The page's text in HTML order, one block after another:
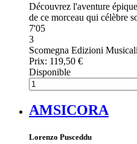
Découvrez l'aventure
de ce morceau qui célèbre
7'05
3
Scomegna Edizioni Musicali
Prix: 119,50 €
Disponible
AMSICORA
Lorenzo Pusceddu